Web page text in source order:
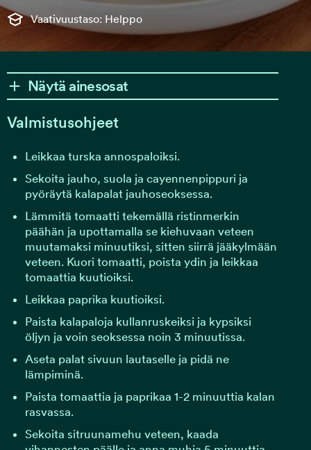
Vaativuustaso: Helppo
Näytä ainesosat
Valmistusohjeet
Leikkaa turska annospaloiksi.
Sekoita jauho, suola ja cayennenpippuri ja
pyöräytä kalapalat jauhoseoksessa.
Lämmitä tomaatti tekemällä ristinmerkin
päähän ja upottamalla se kiehuvaan veteen
muutamaksi minuutiksi, sitten siirrä jääkylmään
veteen. Kuori tomaatti, poista ydin ja leikkaa
tomaattia kuutioiksi.
Leikkaa paprika kuutioiksi.
Paista kalapaloja kullanruskeiksi ja kypsiksi
öljyn ja voin seoksessa noin 3 minuutissa.
Aseta palat sivuun lautaselle ja pidä ne
lämpiminä.
Paista tomaattia ja paprikaa 1-2 minuuttia kalan
rasvassa.
Sekoita sitruunamehu veteen, kaada